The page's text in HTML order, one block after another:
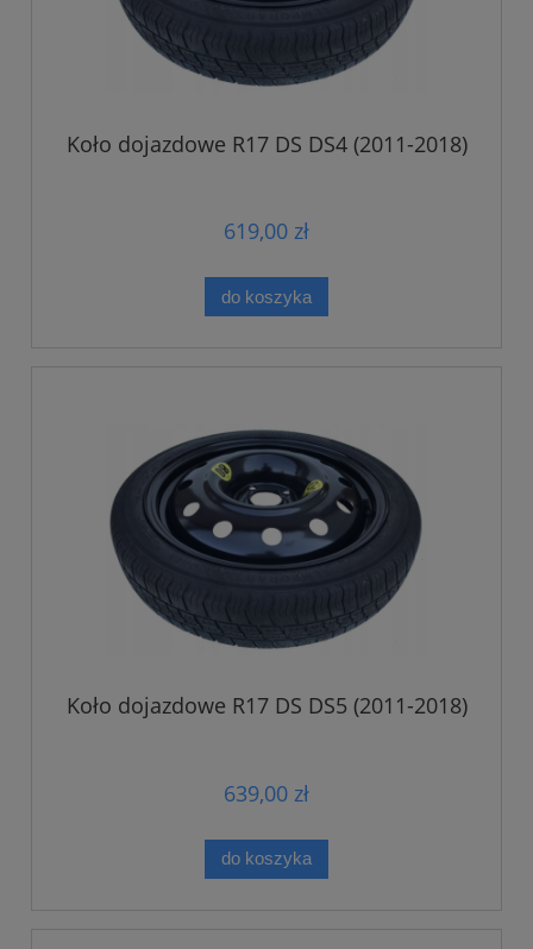
Koło dojazdowe R17 DS DS4 (2011-2018)
619,00 zł
do koszyka
Koło dojazdowe R17 DS DS5 (2011-2018)
639,00 zł
do koszyka